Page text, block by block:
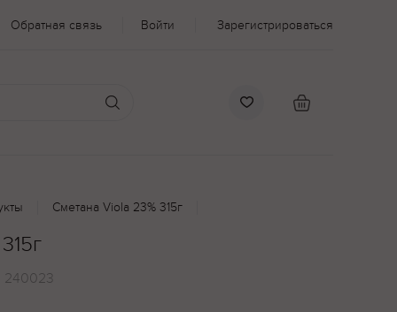
Обратная связь Войти Зарегистрироваться
Сметана Viola 23% 315г
240023